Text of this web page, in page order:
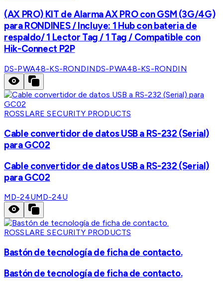
(AX PRO) KIT de Alarma AX PRO con GSM (3G/4G)
para RONDINES / Incluye: 1 Hub con bateria de
respaldo/ 1 Lector Tag / 1 Tag / Compatible con
Hik-Connect P2P
DS-PWA48-KS-RONDINDS-PWA48-KS-RONDIN
ROSSLARE SECURITY PRODUCTS
Cable convertidor de datos USB a RS-232 (Serial)
para GC02
Cable convertidor de datos USB a RS-232 (Serial)
para GC02
MD-24UMD-24U
ROSSLARE SECURITY PRODUCTS
Bastón de tecnología de ficha de contacto.
Bastón de tecnología de ficha de contacto.